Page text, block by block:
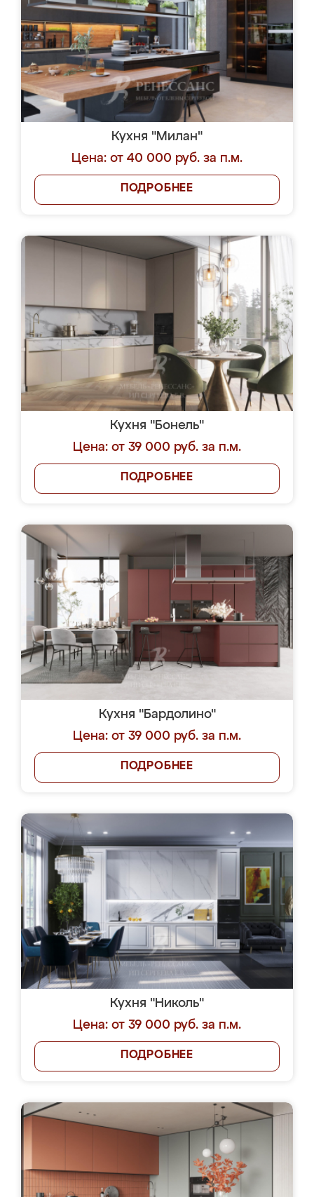
Кухня "Милан"
Цена: от 40 000 руб. за п.м.
ПОДРОБНЕЕ
Кухня "Бонель"
Цена: от 39 000 руб. за п.м.
ПОДРОБНЕЕ
Кухня "Бардолино"
Цена: от 39 000 руб. за п.м.
ПОДРОБНЕЕ
Кухня "Николь"
Цена: от 39 000 руб. за п.м.
ПОДРОБНЕЕ